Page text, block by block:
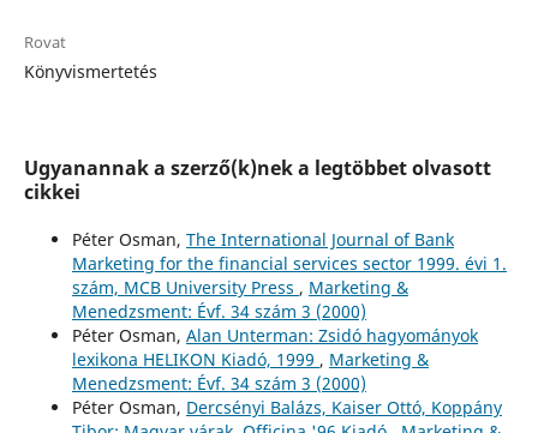
Rovat
Könyvismertetés
Ugyanannak a szerző(k)nek a legtöbbet olvasott
cikkei
Péter Osman, The International Journal of Bank
Marketing for the financial services sector 1999. évi 1.
szám, MCB University Press , Marketing &
Menedzsment: Évf. 34 szám 3 (2000)
Péter Osman, Alan Unterman: Zsidó hagyományok
lexikona HELIKON Kiadó, 1999 , Marketing &
Menedzsment: Évf. 34 szám 3 (2000)
Péter Osman, Dercsényi Balázs, Kaiser Ottó, Koppány